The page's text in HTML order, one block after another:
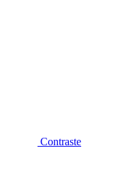
Contraste